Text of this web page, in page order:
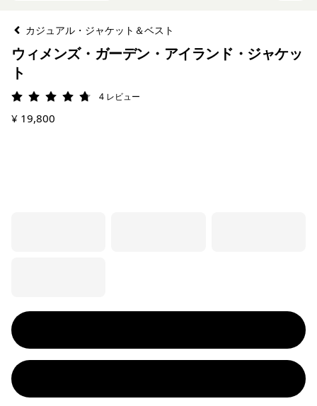
カジュアル・ジャケット＆ベスト
ウィメンズ・ガーデン・アイランド・ジャケッ
ト
評価: 4.8 / 5
4 レビュー
¥ 19,800